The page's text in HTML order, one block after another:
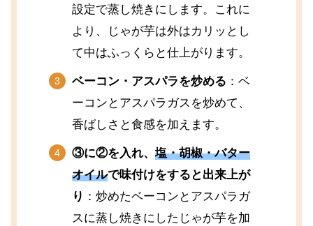
設定で蒸し焼きにします。これに
より、じゃが芋は外はカリッとし
て中はふっくらと仕上がります。
ベーコン・アスパラを炒める ：ベ
ーコンとアスパラガスを炒めて、
香ばしさと食感を加えます。
③に②を入れ、 塩・胡椒・バター
オイルで味付けをすると出来上が
り ：炒めたベーコンとアスパラガ
スに蒸し焼きにしたじゃが芋を加